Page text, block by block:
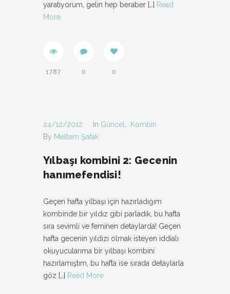
yaratıyorum, gelin hep beraber […] Read
More
1787 0 0
24/12/2012 In Güncel
Kombin
By Meltem Şafak
Yılbaşı kombini 2: Gecenin
hanımefendisi!
Geçen hafta yılbaşı için hazırladığım
kombinde bir yıldız gibi parladık, bu hafta
sıra sevimli ve feminen detaylarda! Geçen
hafta gecenin yıldızı olmak isteyen iddialı
okuyucularıma bir yılbaşı kombini
hazırlamıştım, bu hafta ise sırada detaylarla
göz […] Read More